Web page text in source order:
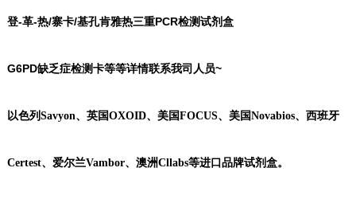
登-革-热/寨卡/基孔肯雅热三重PCR检测试剂盒
G6PD缺乏症检测卡等等详情联系我司人员~
以色列Savyon、英国OXOID、美国FOCUS、美国Novabios、西班牙
Certest、爱尔兰Vambor、澳洲Cllabs等进口品牌试剂盒。